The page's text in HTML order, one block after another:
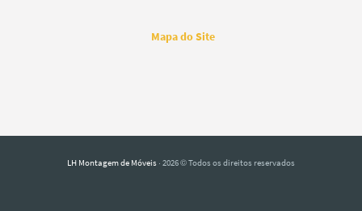
Mapa do Site
LH Montagem de Móveis · 2026 © Todos os direitos reservados